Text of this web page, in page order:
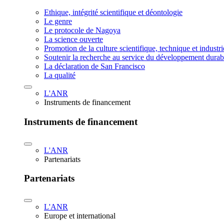
Ethique, intégrité scientifique et déontologie
Le genre
Le protocole de Nagoya
La science ouverte
Promotion de la culture scientifique, technique et
Soutenir la recherche au service du développement
La déclaration de San Francisco
La qualité
L'ANR
Instruments de financement
Instruments de financement
L'ANR
Partenariats
Partenariats
L'ANR
Europe et international